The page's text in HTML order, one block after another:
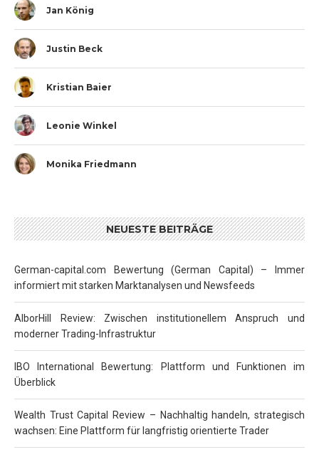
Jan König
Justin Beck
Kristian Baier
Leonie Winkel
Monika Friedmann
NEUESTE BEITRÄGE
German-capital.com Bewertung (German Capital) – Immer
informiert mit starken Marktanalysen und Newsfeeds
AlborHill Review: Zwischen institutionellem Anspruch und
moderner Trading-Infrastruktur
IBO International Bewertung: Plattform und Funktionen im
Überblick
Wealth Trust Capital Review – Nachhaltig handeln, strategisch
wachsen: Eine Plattform für langfristig orientierte Trader